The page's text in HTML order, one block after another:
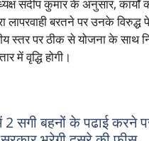
संदीप कुमार के अनुसार, कार्यों
लापरवाही बरतने पर उनके विरुद्ध
स्तर पर ठीक से योजना के साथ
में वृद्धि होगी।
2 सगी बहनों के पढाई करने